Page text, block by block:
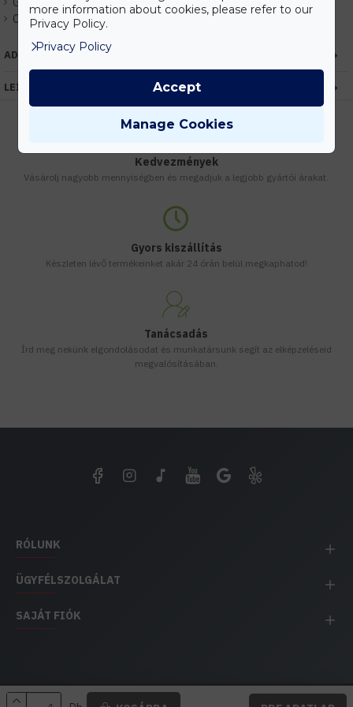
Cikkszám:EHKX24833
ADATOK
LEÍRÁS
Kedvezmények
Vásárolj nagyobb mennyiségben és megadjuk a legjobb gyártói árakat.
Gyors kiszállítás
Készleten lévő termékeinket akár 24 órán belül megkaphatod!
Tanácsadás
Írd meg nekünk elgondolásodat és munkatársunk segít az elképzeléseid
megvalósításában.
RÓLUNK
ÜGYFÉLSZOLGÁLAT
SAJÁT FIÓK
EH IMPEX / Copyright © 1991-2025 Energia Háza
more information about cookies, please refer to our
Privacy Policy.
Privacy Policy
Manage Cookies
Accept